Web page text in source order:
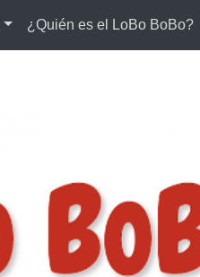
¿Quién es el LoBo BoBo?